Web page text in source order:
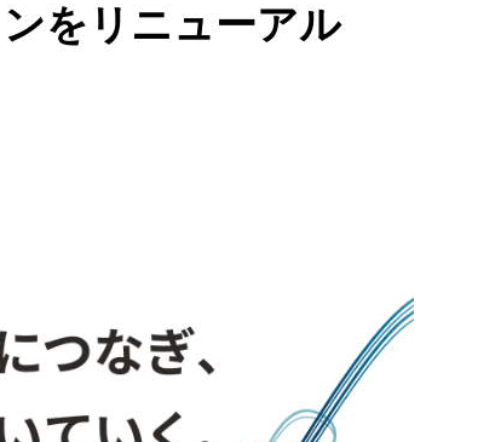
をリニューアル